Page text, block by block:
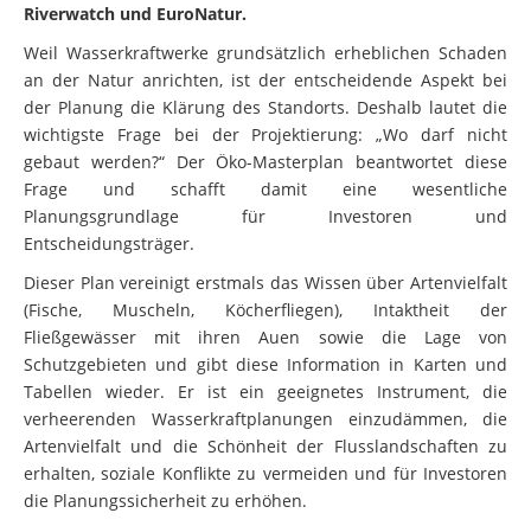
Riverwatch und EuroNatur.
Weil Wasserkraftwerke grundsätzlich erheblichen Schaden
an der Natur anrichten, ist der entscheidende Aspekt bei
der Planung die Klärung des Standorts. Deshalb lautet die
wichtigste Frage bei der Projektierung: „Wo darf nicht
gebaut werden?“ Der Öko-Masterplan beantwortet diese
Frage und schafft damit eine wesentliche
Planungsgrundlage für Investoren und
Entscheidungsträger.
Dieser Plan vereinigt erstmals das Wissen über Artenvielfalt
(Fische, Muscheln, Köcherfliegen), Intaktheit der
Fließgewässer mit ihren Auen sowie die Lage von
Schutzgebieten und gibt diese Information in Karten und
Tabellen wieder. Er ist ein geeignetes Instrument, die
verheerenden Wasserkraftplanungen einzudämmen, die
Artenvielfalt und die Schönheit der Flusslandschaften zu
erhalten, soziale Konflikte zu vermeiden und für Investoren
die Planungssicherheit zu erhöhen.